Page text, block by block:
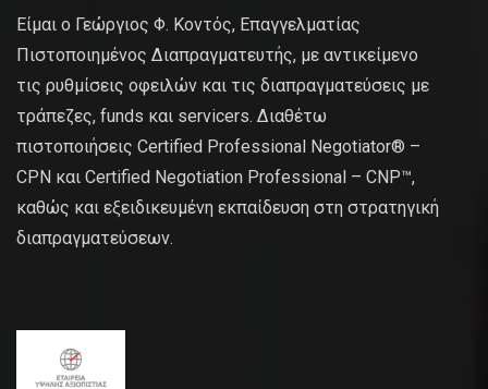
Είμαι ο Γεώργιος Φ. Κοντός, Επαγγελματίας
Πιστοποιημένος Διαπραγματευτής, με αντικείμενο
τις ρυθμίσεις οφειλών και τις διαπραγματεύσεις με
τράπεζες, funds και servicers. Διαθέτω
πιστοποιήσεις Certified Professional Negotiator® –
CPN και Certified Negotiation Professional – CNP™,
καθώς και εξειδικευμένη εκπαίδευση στη στρατηγική
διαπραγματεύσεων.